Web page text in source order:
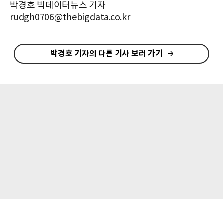
박경호 빅데이터뉴스 기자
rudgh0706@thebigdata.co.kr
박경호 기자의 다른 기사 보러 가기